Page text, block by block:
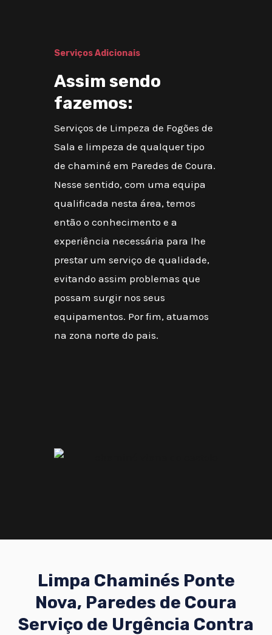
Serviços Adicionais
Assim sendo
fazemos:
Serviços de Limpeza de Fogões de
Sala e limpeza de qualquer tipo
de chaminé em Paredes de Coura.
Nesse sentido, com uma equipa
qualificada nesta área, temos
então o conhecimento e a
experiência necessária para lhe
prestar um serviço de qualidade,
evitando assim problemas que
possam surgir nos seus
equipamentos. Por fim, atuamos
na zona norte do pais.
Limpa Chaminés Ponte
Nova, Paredes de Coura
Serviço de Urgência Contra